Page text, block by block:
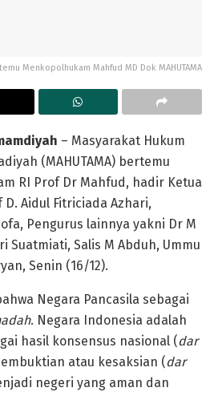
Menkopolhukam Mahfud MD Dok MAHUTAMA
– Masyarakat Hukum
(MAHUTAMA) bertemu
RI Prof Dr Mahfud, hadir Ketua
D. Aidul Fitriciada Azhari,
Pengurus lainnya yakni Dr M
Suatmiati, Salis M Abduh, Ummu
Senin (16/12).
Negara Pancasila sebagai
. Negara Indonesia adalah
hasil konsensus nasional (dar
atau kesaksian (dar
negeri yang aman dan